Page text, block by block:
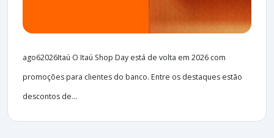
ago62026Itaú O Itaú Shop Day está de volta em 2026 com
promoções para clientes do banco. Entre os destaques estão
descontos de...